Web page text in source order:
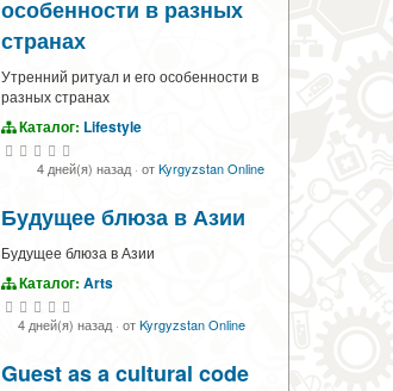
особенности в разных
странах
Утренний ритуал и его особенности в
разных странах
Каталог: Lifestyle
4 дней(я) назад· отKyrgyzstan Online
Будущее блюза в Азии
Будущее блюза в Азии
Каталог: Arts
4 дней(я) назад· отKyrgyzstan Online
Guest as a cultural code